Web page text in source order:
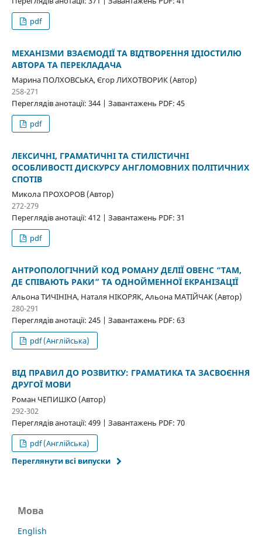
pdf
МЕХАНІЗМИ ВЗАЄМОДІЇ ТА ВІДТВОРЕННЯ ІДІОСТИЛЮ
АВТОРА ТА ПЕРЕКЛАДАЧА
Марина ПОЛХОВСЬКА, Єгор ЛИХОТВОРИК (Автор)
258-271
Переглядів анотації: 344 | Завантажень PDF: 45
pdf
ЛЕКСИЧНІ, ГРАМАТИЧНІ ТА СТИЛІСТИЧНІ
ОСОБЛИВОСТІ ДИСКУРСУ АНГЛОМОВНИХ ПОЛІТИЧНИХ
СПОТІВ
Микола ПРОХОРОВ (Автор)
272-279
Переглядів анотації: 412 | Завантажень PDF: 31
pdf
АНТРОПОЛОГІЧНИЙ КОД РОМАНУ ДЕЛІЇ ОВЕНС “ТАМ,
ДЕ СПІВАЮТЬ РАКИ” ТА ОДНОЙМЕННОЇ ЕКРАНІЗАЦІЇ
Альона ТИЧІНІНА, Наталя НІКОРЯК, Альона МАТІЙЧАК (Автор)
280-291
Переглядів анотації: 245 | Завантажень PDF: 63
pdf (Англійська)
ВІД ПРАВИЛ ДО РОЗВИТКУ: ГРАМАТИКА ТА ЗАСВОЄННЯ
ДРУГОЇ МОВИ
Роман ЧЕПИШКО (Автор)
292-302
Переглядів анотації: 499 | Завантажень PDF: 70
pdf (Англійська)
Переглянути всі випуски
Мова
English